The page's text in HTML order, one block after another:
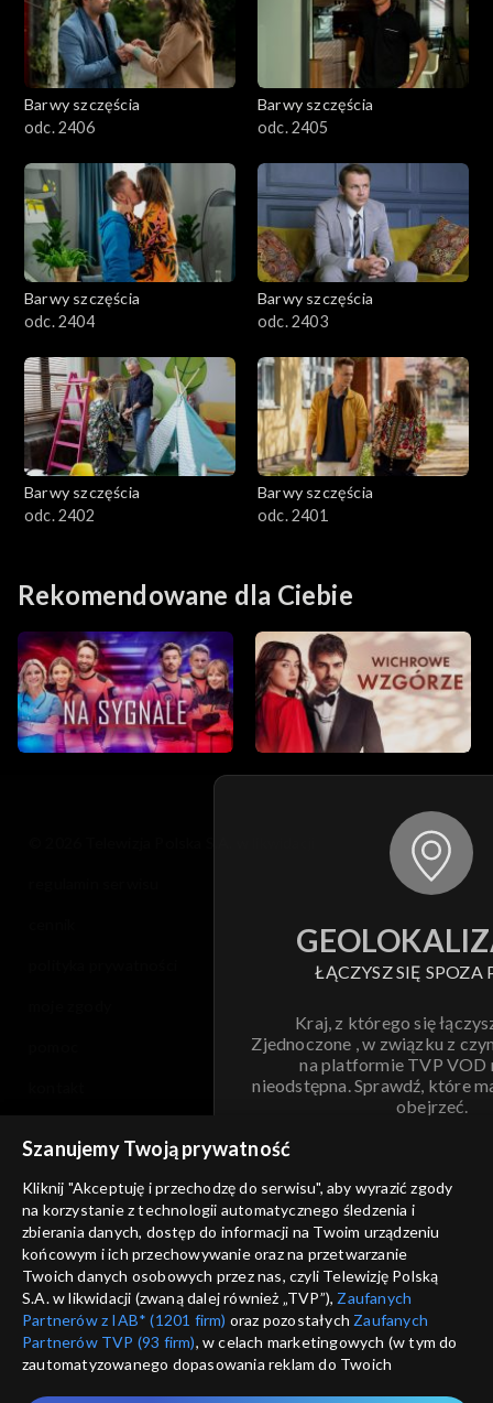
Barwy szczęścia
odc. 2406
Barwy szczęścia
odc. 2405
Barwy szczęścia
odc. 2404
Barwy szczęścia
odc. 2403
Barwy szczęścia
odc. 2402
Barwy szczęścia
odc. 2401
Rekomendowane dla Ciebie
ŁĄCZYSZ SIĘ SPOZA
Kraj, z którego się
Zjednoczone , w związku z
na platformie TVP VOD
nieodstępna. Sprawdź, które
obejrzeć.
ANULUJ
informacje o dostawcy usług
Szanujemy Twoją prywatność
Kliknij "Akceptuję i przechodzę do serwisu", aby wyrazić zgody
na korzystanie z technologii automatycznego śledzenia i
zbierania danych, dostęp do informacji na Twoim urządzeniu
końcowym i ich przechowywanie oraz na przetwarzanie
Twoich danych osobowych przez nas, czyli Telewizję Polską
S.A. w likwidacji (zwaną dalej również „TVP”), Zaufanych
Partnerów z IAB* (1201 firm) oraz pozostałych Zaufanych
Partnerów TVP (93 firm), w celach marketingowych (w tym do
zautomatyzowanego dopasowania reklam do Twoich